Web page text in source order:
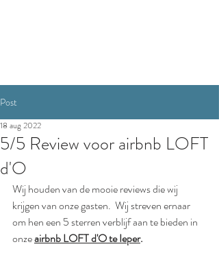
Post
5/5 Review voor airbnb LOFT
d'O
18 aug 2022
Wij houden van de mooie reviews die wij
krijgen van onze gasten.  Wij streven ernaar
om hen een 5 sterren verblijf aan te bieden in
onze airbnb LOFT d'O te Ieper.